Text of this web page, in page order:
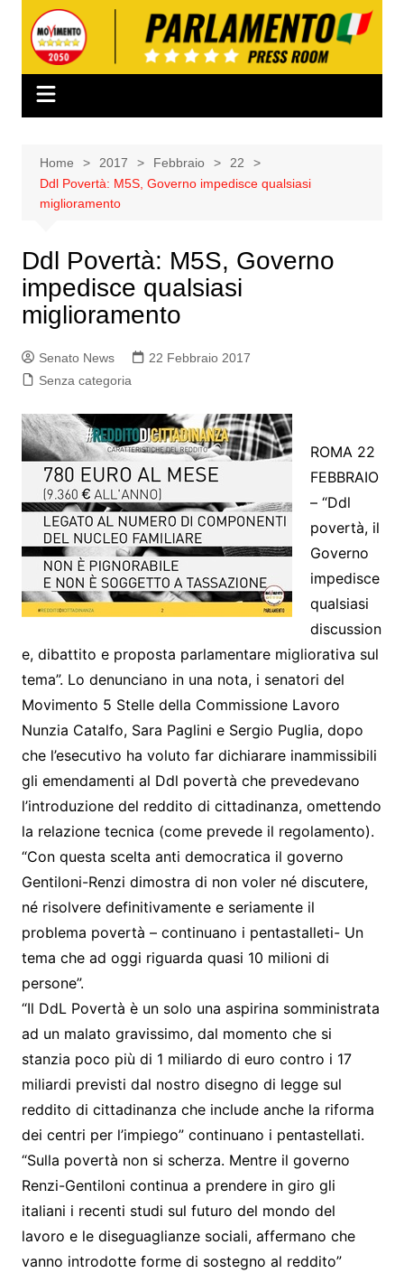
contenuto
Home 2017 Febbraio
22
Ddl Povertà: M5S, Governo impedisce qualsiasi
miglioramento
Ddl Povertà: M5S, Governo
impedisce qualsiasi
miglioramento
Senato News
22 Febbraio 2017
Senza categoria
ROMA 22
FEBBRAIO
– “Ddl
povertà, il
Governo
impedisce
qualsiasi
discussion
e, dibattito e proposta parlamentare migliorativa sul
tema”. Lo denunciano in una nota, i senatori del
Movimento 5 Stelle della Commissione Lavoro
Nunzia Catalfo, Sara Paglini e Sergio Puglia, dopo
che l’esecutivo ha voluto far dichiarare inammissibili
gli emendamenti al Ddl povertà che prevedevano
l’introduzione del reddito di cittadinanza, omettendo
la relazione tecnica (come prevede il regolamento).
“Con questa scelta anti democratica il governo
Gentiloni-Renzi dimostra di non voler né discutere,
né risolvere definitivamente e seriamente il
problema povertà – continuano i pentastalleti- Un
tema che ad oggi riguarda quasi 10 milioni di
persone”.
“Il DdL Povertà è un solo una aspirina somministrata
ad un malato gravissimo, dal momento che si
stanzia poco più di 1 miliardo di euro contro i 17
miliardi previsti dal nostro disegno di legge sul
reddito di cittadinanza che include anche la riforma
dei centri per l’impiego” continuano i pentastellati.
“Sulla povertà non si scherza. Mentre il governo
Renzi-Gentiloni continua a prendere in giro gli
italiani i recenti studi sul futuro del mondo del
lavoro e le diseguaglianze sociali, affermano che
vanno introdotte forme di sostegno al reddito”